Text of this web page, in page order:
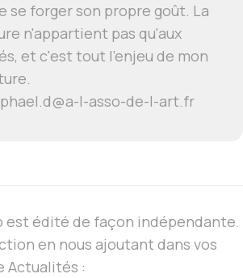
se forger son propre goût. La
n'appartient pas qu'aux
et c'est tout l'enjeu de mon
l-asso-de-l-art.fr
est édité de façon indépendante.
en nous ajoutant dans vos
Actualités :